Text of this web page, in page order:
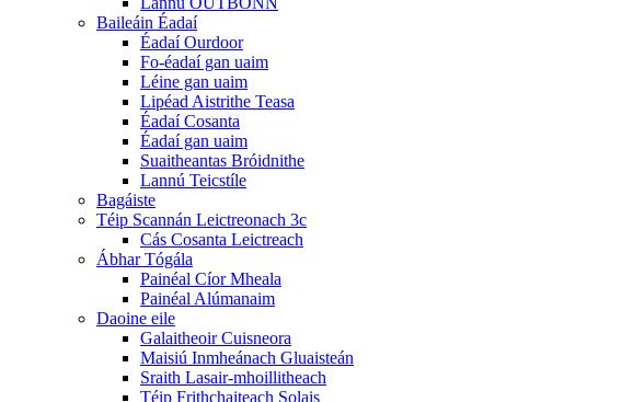
Baileáin Éadaí
Éadaí Ourdoor
Fo-éadaí gan uaim
Léine gan uaim
Lipéad Aistrithe Teasa
Éadaí Cosanta
Éadaí gan uaim
Suaitheantas Bróidnithe
Lannú Teicstíle
Bagáiste
Téip Scannán Leictreonach 3c
Cás Cosanta Leictreach
Ábhar Tógála
Painéal Cíor Mheala
Painéal Alúmanaim
Daoine eile
Galaitheoir Cuisneora
Maisiú Inmheánach Gluaisteán
Sraith Lasair-mhoillitheach
Téip Frithchaiteach Solais